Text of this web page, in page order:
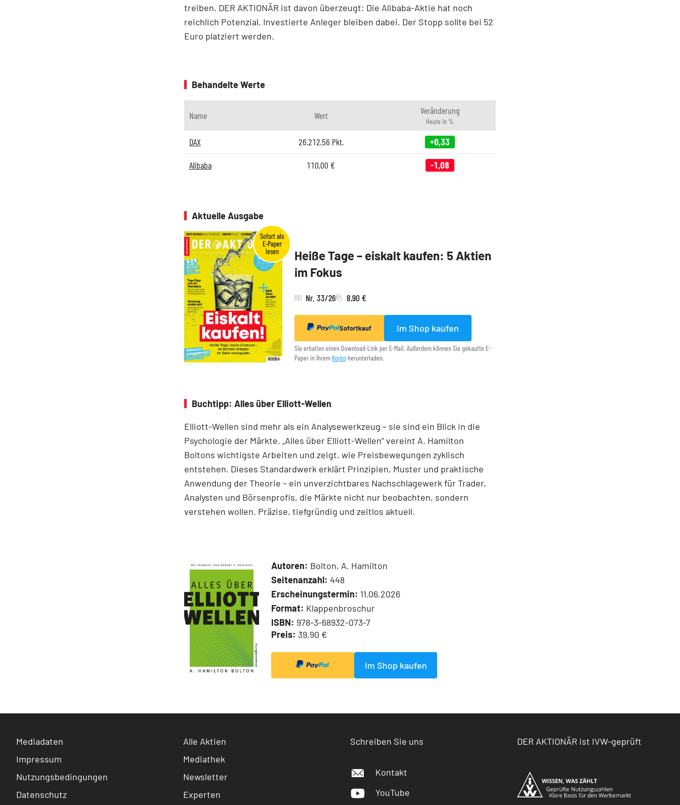
treiben. DER AKTIONÄR ist davon überzeugt: Die Alibaba-Aktie hat noch
reichlich Potenzial. Investierte Anleger bleiben dabei. Der Stopp sollte bei 52
Euro platziert werden.
Behandelte Werte
Name Wert Veränderung
Heute in %
DAX 26.212,56 Pkt. +0,33
Alibaba 110,00 € -1,08
Aktuelle Ausgabe
Heiße Tage – eiskalt kaufen: 5 Aktien
im Fokus
Nr. 33/26 8,90 €
Sofortkauf Im Shop kaufen
Sie erhalten einen Download-Link per E-Mail. Außerdem können Sie gekaufte E-
Paper in Ihrem Konto herunterladen.
Buchtipp: Alles über Elliott-Wellen
Elliott-Wellen sind mehr als ein Analysewerkzeug – sie sind ein Blick in die
Psychologie der Märkte. „Alles über Elliott-Wellen“ vereint A. Hamilton
Boltons wichtigste Arbeiten und zeigt, wie Preisbewegungen zyklisch
entstehen. Dieses Standardwerk erklärt Prinzipien, Muster und praktische
Anwendung der Theorie – ein unverzichtbares Nachschlagewerk für Trader,
Analysten und Börsenprofis, die Märkte nicht nur beobachten, sondern
verstehen wollen. Präzise, tiefgründig und zeitlos aktuell.
Autoren: Bolton, A. Hamilton
Seitenanzahl: 448
Erscheinungstermin: 11.06.2026
Format: Klappenbroschur
ISBN: 978-3-68932-073-7
Preis: 39,90 €
Im Shop kaufen
Mediadaten
Impressum
Nutzungsbedingungen
Datenschutz
Alle Aktien
Mediathek
Newsletter
Experten
Schreiben Sie uns
Kontakt
YouTube
DER AKTIONÄR ist IVW-geprüft